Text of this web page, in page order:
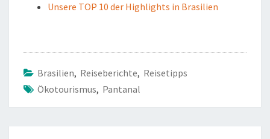
Unsere TOP 10 der Highlights in Brasilien
Brasilien, Reiseberichte, Reisetipps
Ökotourismus, Pantanal